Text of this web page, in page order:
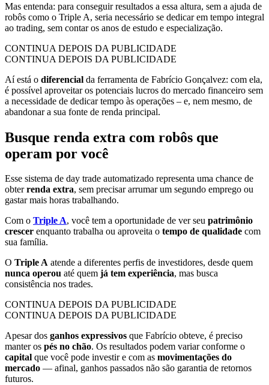
Mas entenda: para conseguir resultados a essa altura, sem a ajuda de
robôs como o Triple A, seria necessário se dedicar em tempo integral
ao trading, sem contar os anos de estudo e especialização.
CONTINUA DEPOIS DA PUBLICIDADE
CONTINUA DEPOIS DA PUBLICIDADE
Aí está o diferencial da ferramenta de Fabrício Gonçalvez: com ela,
é possível aproveitar os potenciais lucros do mercado financeiro sem
a necessidade de dedicar tempo às operações – e, nem mesmo, de
abandonar a sua fonte de renda principal.
Busque renda extra com robôs que
operam por você
Esse sistema de day trade automatizado representa uma chance de
obterrenda extra, sem precisar arrumar um segundo emprego ou
gastar mais horas trabalhando.
Com o Triple A, você tem a oportunidade de ver seu patrimônio
crescer enquanto trabalha ou aproveita o tempo de qualidade com
sua família.
O Triple A atende a diferentes perfis de investidores, desde quem
nunca operou até quem já tem experiência, mas busca
consistência nos trades.
CONTINUA DEPOIS DA PUBLICIDADE
CONTINUA DEPOIS DA PUBLICIDADE
Apesar dos ganhos expressivos que Fabrício obteve, é preciso
manter os pés no chão. Os resultados podem variar conforme o
capital que você pode investir e com as movimentações do
mercado — afinal, ganhos passados não são garantia de retornos
futuros.